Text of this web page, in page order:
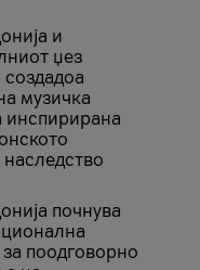
и
џез
создадоа
музичка
инспирирана
наследство
почнува
поодговорно